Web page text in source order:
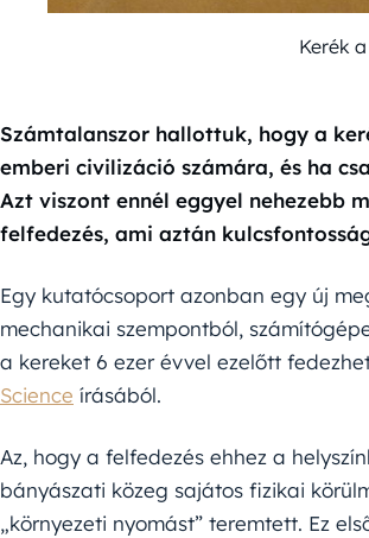
Kerék
Számtalanszor hallottuk, hogy a
emberi civilizáció számára, és ha
Azt viszont ennél eggyel nehezebb
felfedezés, ami aztán
Egy kutatócsoport azonban egy új
mechanikai szempontból,
a kereket 6 ezer évvel ezelőtt
Science írásából.
Az, hogy a felfedezés ehhez a
bányászati közeg sajátos fizikai
„környezeti nyomást” teremtett. Ez